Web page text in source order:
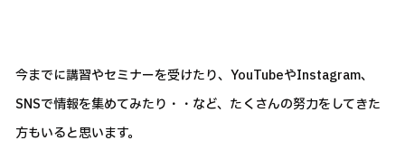
今までに講習やセミナーを受けたり、YouTubeやInstagram、
SNSで情報を集めてみたり・・など、たくさんの努力をしてきた
方もいると思います。